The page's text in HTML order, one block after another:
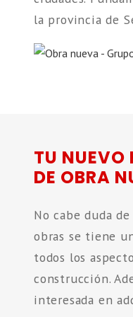
la provincia de
TU NUEVO
DE OBRA
No cabe duda
obras se tiene
todos los
construcción.
interesada en